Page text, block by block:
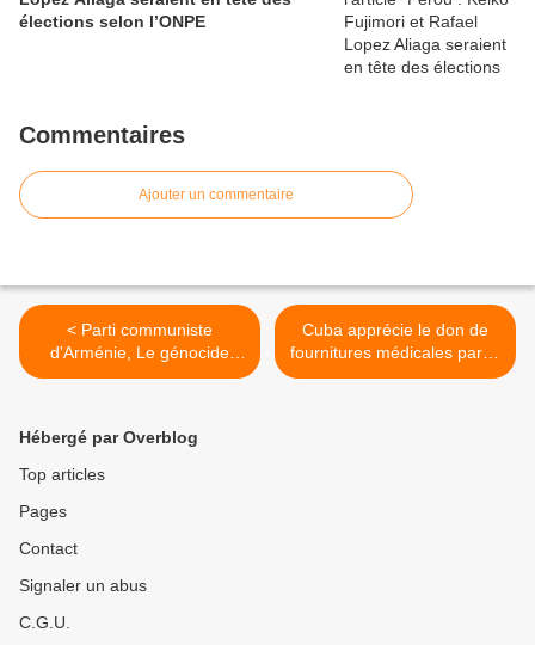
élections selon l’ONPE
Commentaires
Ajouter un commentaire
< Parti communiste
d'Arménie, Le génocide
arménien de 1914-23
Cuba apprécie le don de
fournitures médicales par la
Chine >
Hébergé par Overblog
Top articles
Pages
Contact
Signaler un abus
C.G.U.